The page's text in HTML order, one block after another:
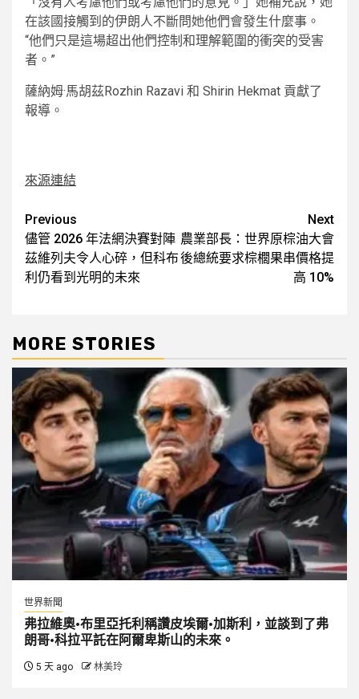
在該國接觸到的伊朗人不斷問她他們會發生什麼事。
“他們只是這場超出他們控制和理解範圍的衝突的受害
者。”
薩納姆·馬胡茲Rozhin Razavi 和 Shirin Hekmat 貢獻了
報導。
來源連結
Post
navigation
Previous
儘管 2026 年法網決賽對陣
茲維列夫令人心碎，但科布
利仍看到光明的未來
Next
農業部長：世界原棕油大會
後總統要求棕櫚果串價格提
高 10%
MORE STORIES
世界新聞
弗拉維奧·布里亞托利稱讚皮埃爾·加斯利，並談到了弗
朗哥·科拉平託在阿爾卑斯山的未來。
5 天 ago 林美玲